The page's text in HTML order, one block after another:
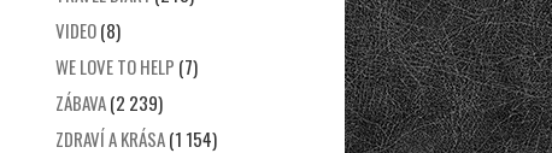
VIDEO(8)
WE LOVE TO HELP (7)
ZÁBAVA(2 239)
ZDRAVÍ A KRÁSA(1 154)